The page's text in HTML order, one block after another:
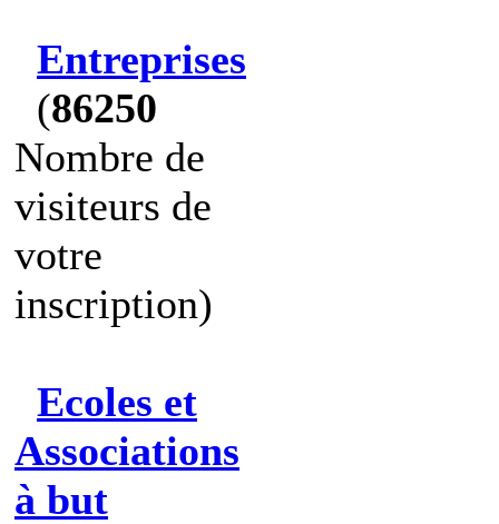
Entreprises
(86250
Nombre de
visiteurs de
votre
inscription)
Ecoles et
Associations
à but